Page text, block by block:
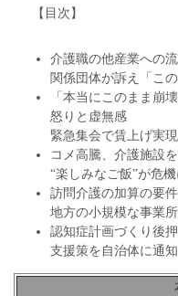
【目次】
介護職の他産業への
関係団体が訴え「こ
「本当にこのまま崩
怒りと虚無感
緊急集会で賃上げ実
コメ高騰、介護施設
“楽しみなご飯”が危機
訪問介護の加算の要
地方の小規模な事業
認知症計画づくり後
支援策を自治体に通